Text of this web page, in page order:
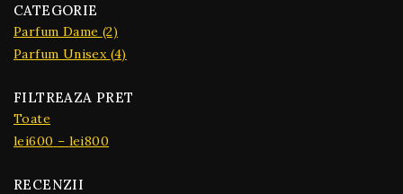
CATEGORIE
Parfum Dame (2)
Parfum Unisex (4)
FILTREAZA PRET
Toate
lei600 – lei800
RECENZII